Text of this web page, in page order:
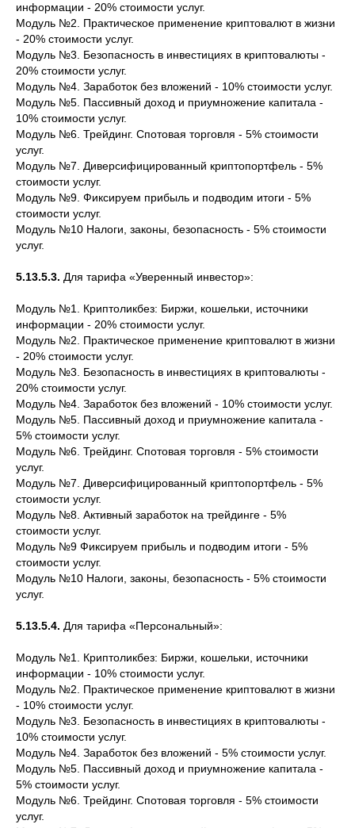
информации - 20% стоимости услуг.
Модуль №2. Практическое применение криптовалют в жизни
- 20% стоимости услуг.
Модуль №3. Безопасность в инвестициях в криптовалюты -
20% стоимости услуг.
Модуль №4. Заработок без вложений - 10% стоимости услуг.
Модуль №5. Пассивный доход и приумножение капитала -
10% стоимости услуг.
Модуль №6. Трейдинг. Спотовая торговля - 5% стоимости
услуг.
Модуль №7. Диверсифицированный криптопортфель - 5%
стоимости услуг.
Модуль №9. Фиксируем прибыль и подводим итоги - 5%
стоимости услуг.
Модуль №10 Налоги, законы, безопасность - 5% стоимости
услуг.
5.13.5.3. Для тарифа «Уверенный инвестор»:
Модуль №1. Криптоликбез: Биржи, кошельки, источники
информации - 20% стоимости услуг.
Модуль №2. Практическое применение криптовалют в жизни
- 20% стоимости услуг.
Модуль №3. Безопасность в инвестициях в криптовалюты -
20% стоимости услуг.
Модуль №4. Заработок без вложений - 10% стоимости услуг.
Модуль №5. Пассивный доход и приумножение капитала -
5% стоимости услуг.
Модуль №6. Трейдинг. Спотовая торговля - 5% стоимости
услуг.
Модуль №7. Диверсифицированный криптопортфель - 5%
стоимости услуг.
Модуль №8. Активный заработок на трейдинге - 5%
стоимости услуг.
Модуль №9 Фиксируем прибыль и подводим итоги - 5%
стоимости услуг.
Модуль №10 Налоги, законы, безопасность - 5% стоимости
услуг.
5.13.5.4. Для тарифа «Персональный»:
Модуль №1. Криптоликбез: Биржи, кошельки, источники
информации - 10% стоимости услуг.
Модуль №2. Практическое применение криптовалют в жизни
- 10% стоимости услуг.
Модуль №3. Безопасность в инвестициях в криптовалюты -
10% стоимости услуг.
Модуль №4. Заработок без вложений - 5% стоимости услуг.
Модуль №5. Пассивный доход и приумножение капитала -
5% стоимости услуг.
Модуль №6. Трейдинг. Спотовая торговля - 5% стоимости
услуг.